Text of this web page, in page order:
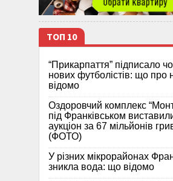
ТОП 10
“Прикарпаття” підписало
нових футболістів: що про
відомо
Оздоровчий комплекс
під Франківськом
аукціон за 67 мільйонів
(ФОТО)
У різних мікрорайонах
зникла вода: що відомо